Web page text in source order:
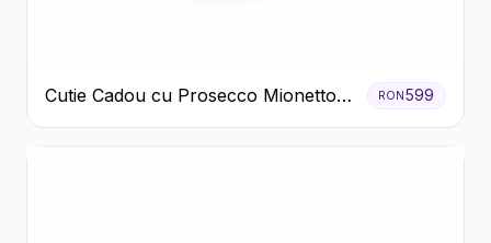
Cutie Cadou cu Prosecco Mionetto
Ferrero Rocher și Flori Pastelate
RON599